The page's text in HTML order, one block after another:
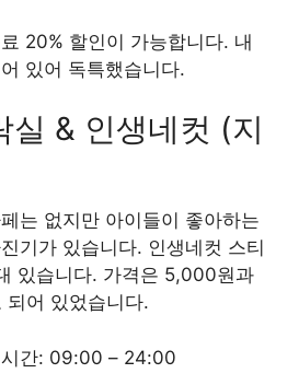
20% 할인이 가능합니다. 내
있어 독특했습니다.
실 & 인생네컷 (지
는 없지만 아이들이 좋아하는
기가 있습니다. 인생네컷 스티
있습니다. 가격은 5,000원과
어 있었습니다.
시간: 09:00 – 24:00